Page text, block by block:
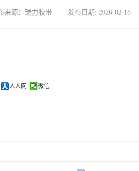
来源：瑞力胶带 发布日期: 2026-02-
人人网 微信